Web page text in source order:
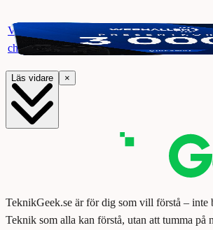
Vinn ett presentkort på Webhallen. Delta i
chansen att vinna 3000 kr.
Läs vidare ×
TeknikGeek.se är för dig som vill förstå – inte
Teknik som alla kan förstå, utan att tumma på